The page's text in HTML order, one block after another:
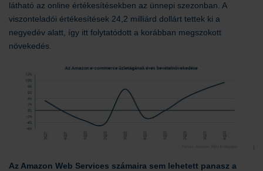
látható az online értékesítésekben az ünnepi szezonban. A
viszonteladói értékesítések 24,2 milliárd dollárt tettek ki a
negyedév alatt, így itt folytatódott a korábban megszokott
növekedés.
Az Amazon Web Services számaira sem lehetett panasz a